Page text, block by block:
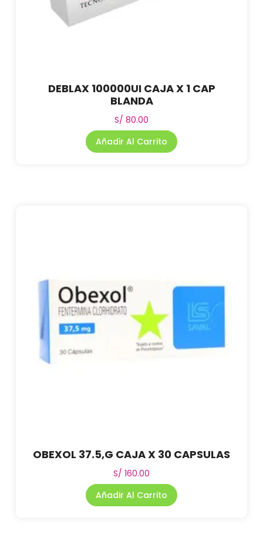
DEBLAX 100000UI CAJA X 1 CAP
BLANDA
S/ 80.00
Añadir Al Carrito
OBEXOL 37.5,G CAJA X 30 CAPSULAS
S/ 160.00
Añadir Al Carrito